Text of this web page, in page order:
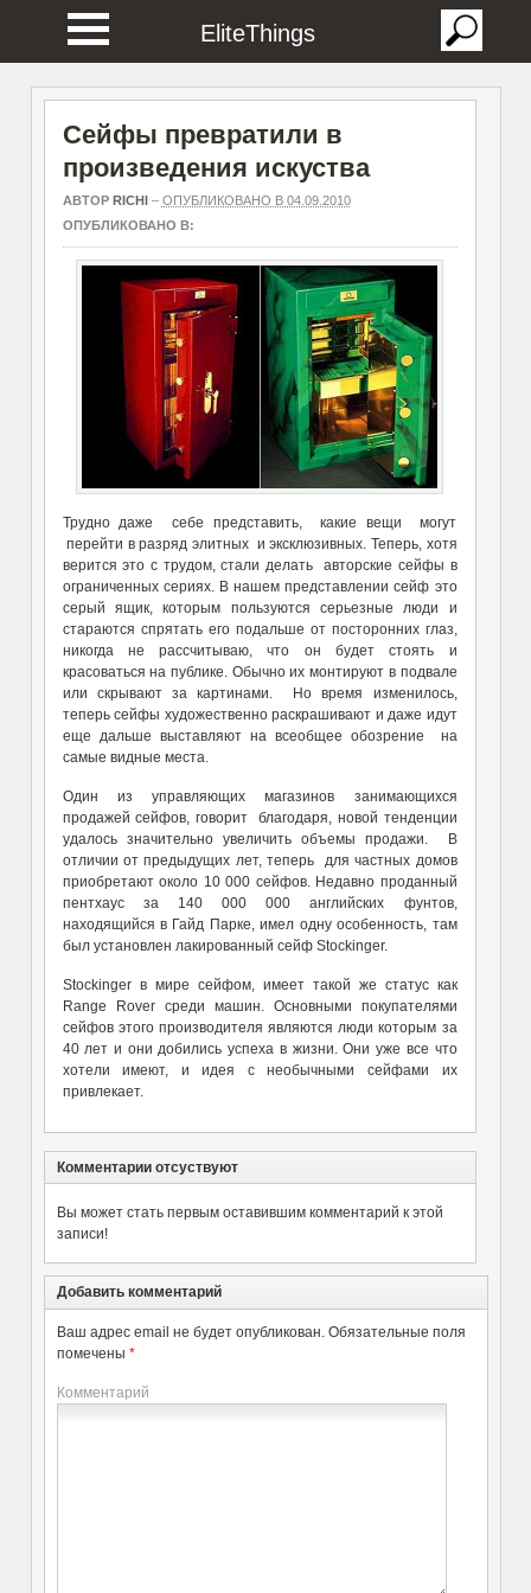
EliteThings
Сейфы превратили в
произведения искуства
АВТОР RICHI– ОПУБЛИКОВАНО В 04.09.2010
ОПУБЛИКОВАНО В:
Трудно даже себе представить, какие вещи могут
перейти в разряд элитных и эксклюзивных. Теперь, хотя
верится это с трудом, стали делать авторские сейфы в
ограниченных сериях. В нашем представлении сейф это
серый ящик, которым пользуются серьезные люди и
стараются спрятать его подальше от посторонних глаз,
никогда не рассчитываю, что он будет стоять и
красоваться на публике. Обычно их монтируют в подвале
или скрывают за картинами. Но время изменилось,
теперь сейфы художественно раскрашивают и даже идут
еще дальше выставляют на всеобщее обозрение на
самые видные места.
Один из управляющих магазинов занимающихся
продажей сейфов, говорит благодаря, новой тенденции
удалось значительно увеличить объемы продажи. В
отличии от предыдущих лет, теперь для частных домов
приобретают около 10 000 сейфов. Недавно проданный
пентхаус за 140 000 000 английских фунтов,
находящийся в Гайд Парке, имел одну особенность, там
был установлен лакированный сейф Stockinger.
Stockinger в мире сейфом, имеет такой же статус как
Range Rover среди машин. Основными покупателями
сейфов этого производителя являются люди которым за
40 лет и они добились успеха в жизни. Они уже все что
хотели имеют, и идея с необычными сейфами их
привлекает.
Комментарии отсуствуют
Вы может стать первым оставившим комментарий к этой
записи!
Добавить комментарий
Ваш адрес email не будет опубликован. Обязательные поля
помечены *
Комментарий